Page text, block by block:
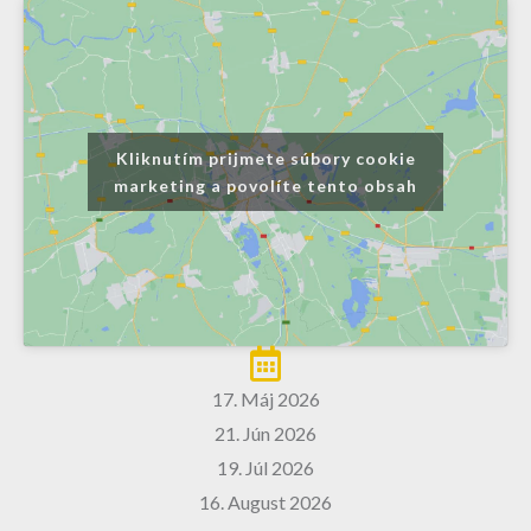
Kliknutím prijmete súbory cookie
marketing a povolíte tento obsah
17. Máj 2026
21. Jún 2026
19. Júl 2026
16. August 2026